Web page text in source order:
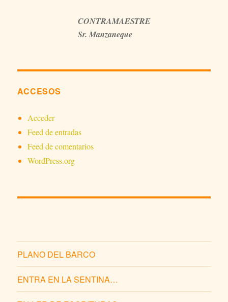
CONTRAMAESTRE
Sr. Manzaneque
ACCESOS
Acceder
Feed de entradas
Feed de comentarios
WordPress.org
PLANO DEL BARCO
ENTRA EN LA SENTINA…